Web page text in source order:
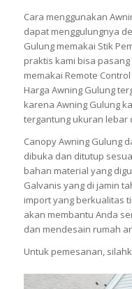
Cara menggunakan
dapat menggulungnya
Gulung memakai Stik
praktis kami bisa
memakai Remote
Harga Awning Gulung
karena Awning Gulung
tergantung ukuran lebar
Canopy Awning Gulung
dibuka dan ditutup
bahan material yang
Galvanis yang di jamin
import yang berkualitas
akan membantu Anda
dan mendesain rumah
Untuk pemesanan,